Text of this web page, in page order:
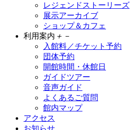
レジェンドストーリーズ
展示アーカイブ
ショップ＆カフェ
利用案内 ＋ －
入館料／チケット予約
団体予約
開館時間・休館日
ガイドツアー
音声ガイド
よくあるご質問
館内マップ
アクセス